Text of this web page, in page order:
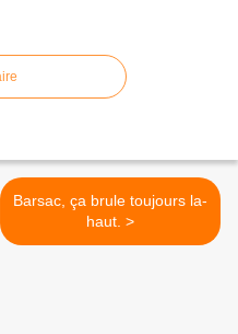
Barsac, ça brule toujours la-
haut. >